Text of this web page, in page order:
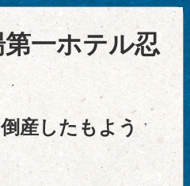
一ホテル忍
産したもよう